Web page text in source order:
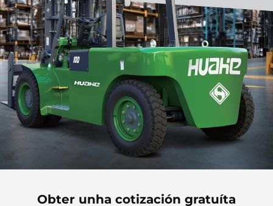
Obter unha cotización gratuíta